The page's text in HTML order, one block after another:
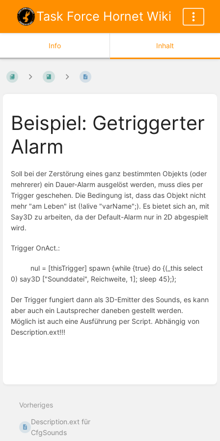
Task Force Hornet Wiki
Info Inhalt
Beispiel: Getriggerter
Alarm
Soll bei der Zerstörung eines ganz bestimmten Objekts (oder
mehrerer) ein Dauer-Alarm ausgelöst werden, muss dies per
Trigger geschehen. Die Bedingung ist, dass das Objekt nicht
mehr "am Leben" ist (!alive "varName";). Es bietet sich an, mit
Say3D zu arbeiten, da der Default-Alarm nur in 2D abgespielt
wird.
Trigger OnAct.:
nul = [thisTrigger] spawn {while {true} do {(_this select
0) say3D ["Sounddatei", Reichweite, 1]; sleep 45};};
Der Trigger fungiert dann als 3D-Emitter des Sounds, es kann
aber auch ein Lautsprecher daneben gestellt werden.
Möglich ist auch eine Ausführung per Script. Abhängig von
Description.ext!!!
Vorheriges
Description.ext für
CfgSounds